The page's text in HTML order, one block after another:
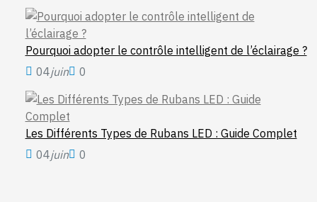
Pourquoi adopter le contrôle intelligent de l’éclairage ?
04juin 0
Les Différents Types de Rubans LED : Guide Complet
04juin 0